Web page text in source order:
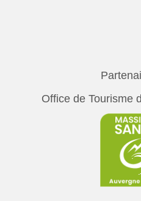
Office de Tourisme